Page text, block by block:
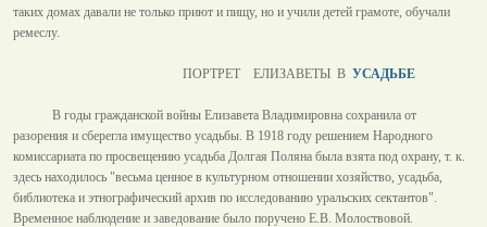
таких домах давали не только приют и пищу, но и учили детей грамоте, обучали
ремеслу.
ПОРТРЕТ ЕЛИЗАВЕТЫ В УСАДЬБЕ
В годы гражданской войны Елизавета Владимировна сохранила от
разорения и сберегла имущество усадьбы. В 1918 году решением Народного
комиссариата по просвещению усадьба Долгая Поляна была взята под охрану, т. к.
здесь находилось "весьма ценное в культурном отношении хозяйство, усадьба,
библиотека и этнографический архив по исследованию уральских сектантов".
Временное наблюдение и заведование было поручено Е.В. Молоствовой.